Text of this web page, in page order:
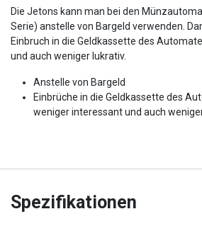
Die Jetons kann man bei den
Serie) anstelle von Bargeld verwenden.
Einbruch in die Geldkassette des
und auch weniger lukrativ.
Anstelle von Bargeld
Einbrüche in die Geldkassette des
weniger interessant und auch
Spezifikationen